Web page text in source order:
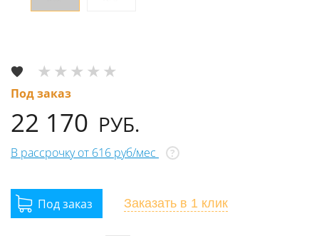
Под заказ
22 170 РУБ.
В рассрочку от 616 руб/мес ?
Заказать в 1 клик